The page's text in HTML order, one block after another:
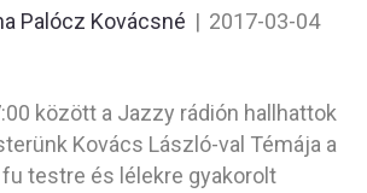
Palócz Kovácsné | 2017-03-04
között a Jazzy rádión hallhattok
Kovács László-val Témája a
fu testre és lélekre gyakorolt